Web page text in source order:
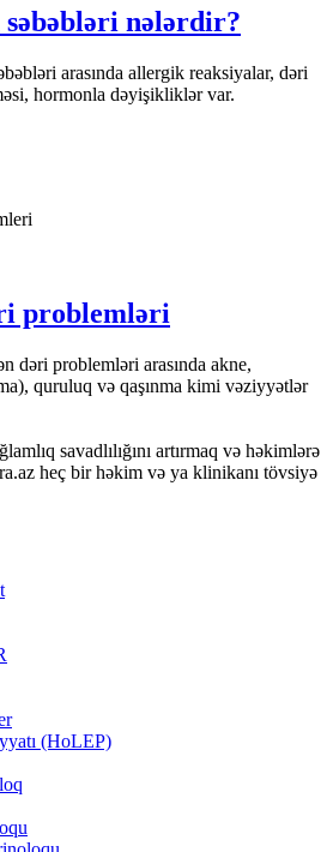
səbəbləri nələrdir?
arasında allergik reaksiyalar, dəri
hormonla dəyişikliklər var.
problemləri
dəri problemləri arasında akne,
quruluq və qaşınma kimi vəziyyətlər
savadlılığını artırmaq və həkimlərə
heç bir həkim və ya klinikanı tövsiyə
(HoLEP)